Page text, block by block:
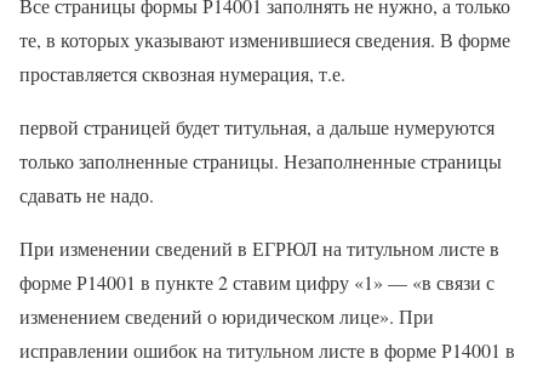
Все страницы формы Р14001 заполнять не нужно, а только
те, в которых указывают изменившиеся сведения. В форме
проставляется сквозная нумерация, т.е.
первой страницей будет титульная, а дальше нумеруются
только заполненные страницы. Незаполненные страницы
сдавать не надо.
При изменении сведений в ЕГРЮЛ на титульном листе в
форме Р14001 в пункте 2 ставим цифру «1» — «в связи с
изменением сведений о юридическом лице». При
исправлении ошибок на титульном листе в форме Р14001 в